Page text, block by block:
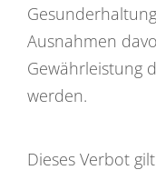
Ausnahmen
Gewährleistung
werden.
Dieses Verbot